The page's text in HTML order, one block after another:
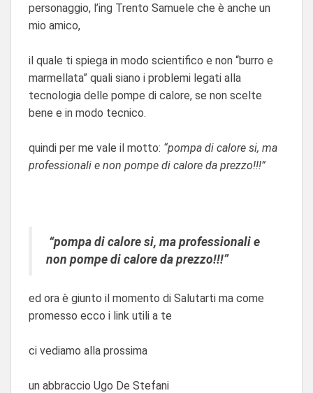
personaggio, l’ing Trento Samuele che è anche un
mio amico,
il quale ti spiega in modo scientifico e non “burro e
marmellata” quali siano i problemi legati alla
tecnologia delle pompe di calore, se non scelte
bene e in modo tecnico.
quindi per me vale il motto: “pompa di calore si, ma
professionali e non pompe di calore da prezzo!!!”
“pompa di calore si, ma professionali e
non pompe di calore da prezzo!!!”
ed ora è giunto il momento di Salutarti ma come
promesso ecco i link utili a te
ci vediamo alla prossima
un abbraccio Ugo De Stefani